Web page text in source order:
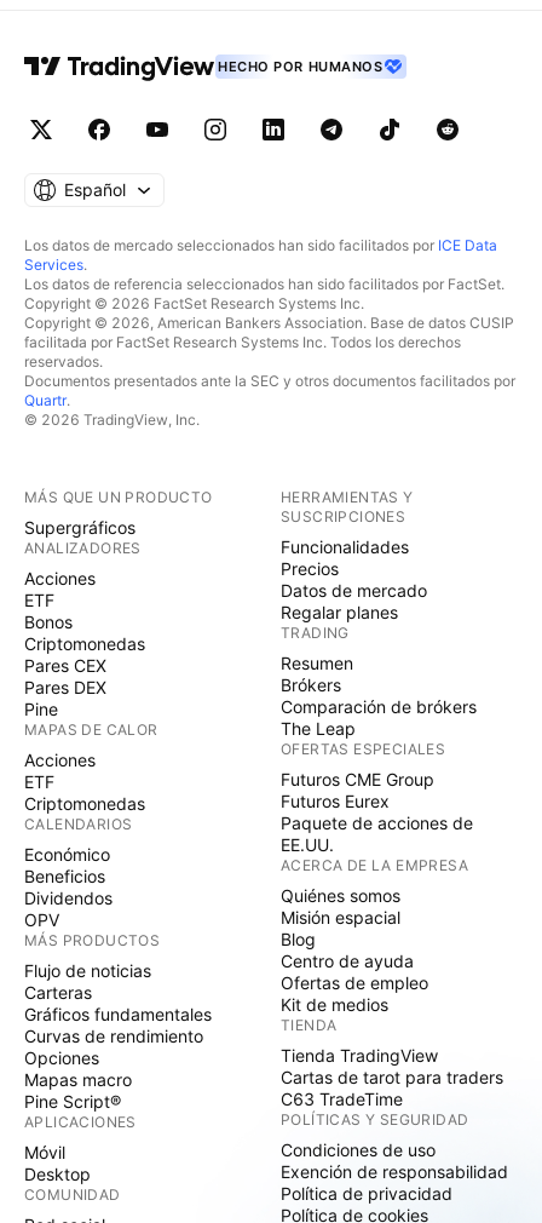
HECHO POR HUMANOS
Español
Los datos de mercado seleccionados han sido facilitados por ICE Data
Services.
Los datos de referencia seleccionados han sido facilitados por FactSet.
Copyright © 2026 FactSet Research Systems Inc.
Copyright © 2026, American Bankers Association. Base de datos CUSIP
facilitada por FactSet Research Systems Inc. Todos los derechos
reservados.
Documentos presentados ante la SEC y otros documentos facilitados por
Quartr.
© 2026 TradingView, Inc.
MÁS QUE UN PRODUCTO
Supergráficos
ANALIZADORES
Acciones
ETF
Bonos
Criptomonedas
Pares CEX
Pares DEX
Pine
MAPAS DE CALOR
Acciones
ETF
Criptomonedas
CALENDARIOS
Económico
Beneficios
Dividendos
OPV
MÁS PRODUCTOS
Flujo de noticias
Carteras
Gráficos fundamentales
Curvas de rendimiento
Opciones
Mapas macro
Pine Script®
APLICACIONES
Móvil
Desktop
COMUNIDAD
HERRAMIENTAS Y
SUSCRIPCIONES
Funcionalidades
Precios
Datos de mercado
Regalar planes
TRADING
Resumen
Brókers
Comparación de brókers
The Leap
OFERTAS ESPECIALES
Futuros CME Group
Futuros Eurex
Paquete de acciones de
EE.UU.
ACERCA DE LA EMPRESA
Quiénes somos
Misión espacial
Blog
Centro de ayuda
Ofertas de empleo
Kit de medios
TIENDA
Tienda TradingView
Cartas de tarot para traders
C63 TradeTime
POLÍTICAS Y SEGURIDAD
Condiciones de uso
Exención de responsabilidad
Política de privacidad
Política de cookies